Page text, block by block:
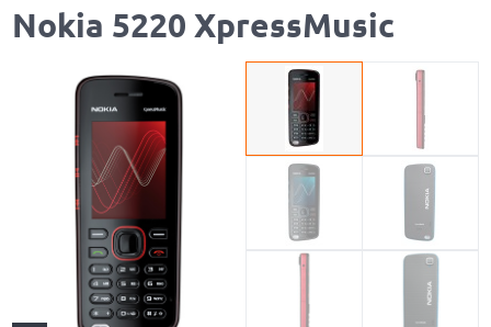
Nokia 5220 XpressMusic